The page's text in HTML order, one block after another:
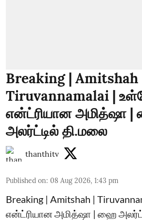
Breaking | Amitshah
Tiruvannamalai |
என்ட்ரியான அமித்ஷா
அலர்ட்டில் தி.மலை
thanthitv
Published on: 08 Aug 2026, 1:43 pm
Breaking | Amitshah |
என்ட்ரியான அமித்ஷா | ஹை